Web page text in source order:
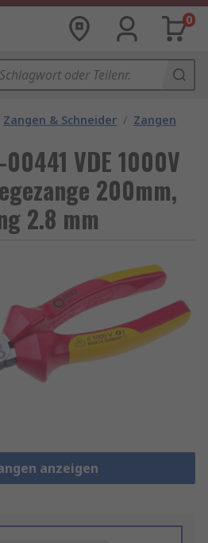
0
Zangen & Schneider / Zangen
VDE 1000V
200mm,
2.8 mm
anzeigen